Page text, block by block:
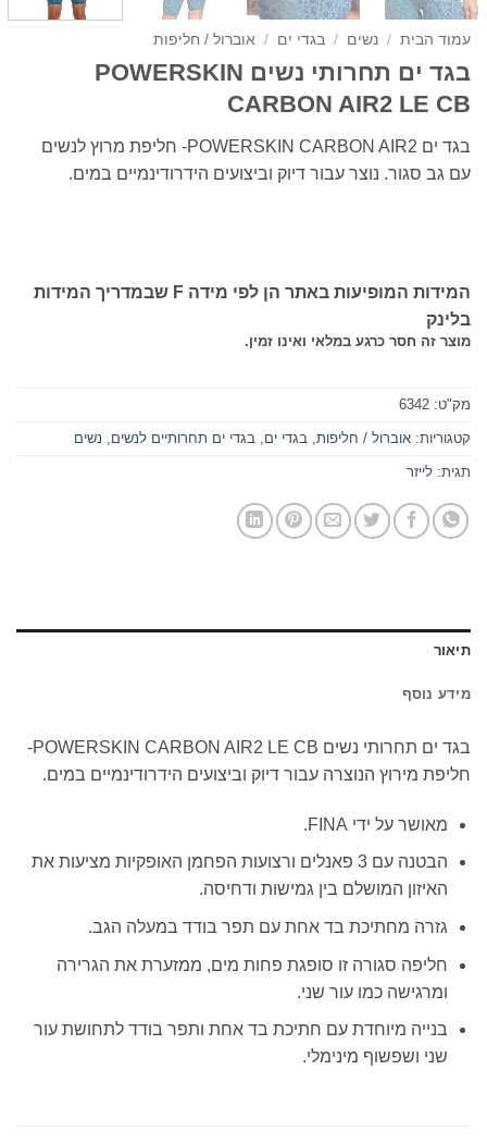
עמוד הבית / נשים / בגדי ים / אוברול / חליפות
בגד ים תחרותי נשים POWERSKIN
CARBON AIR2 LE CB
בגד ים POWERSKIN CARBON AIR2- חליפת מרוץ לנשים
עם גב סגור. נוצר עבור דיוק וביצועים הידרודינמיים במים.
המידות המופיעות באתר הן לפי מידה F שבמדריך המידות
בלינק
מוצר זה חסר כרגע במלאי ואינו זמין.
מק"ט: 6342
קטגוריות: אוברול / חליפות בגדי ים בגדי ים תחרותיים לנשים נשים
תגית: לייזר
תיאור
מידע נוסף
בגד ים תחרותי נשים POWERSKIN CARBON AIR2 LE CB-
חליפת מירוץ הנוצרה עבור דיוק וביצועים הידרודינמיים במים.
מאושר על ידי FINA.
הבטנה עם 3 פאנלים ורצועות הפחמן האופקיות מציעות את
האיזון המושלם בין גמישות ודחיסה.
גזרה מחתיכת בד אחת עם תפר בודד במעלה הגב.
חליפה סגורה זו סופגת פחות מים, ממזערת את הגרירה
ומרגישה כמו עור שני.
בנייה מיוחדת עם חתיכת בד אחת ותפר בודד לתחושת עור
שני ושפשוף מינימלי.